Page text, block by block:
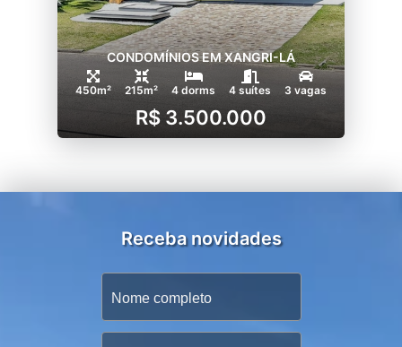
CONDOMÍNIOS EM XANGRI-LÁ
450m² 215m² 4 dorms 4 suítes 3 vagas
R$ 3.500.000
Receba novidades